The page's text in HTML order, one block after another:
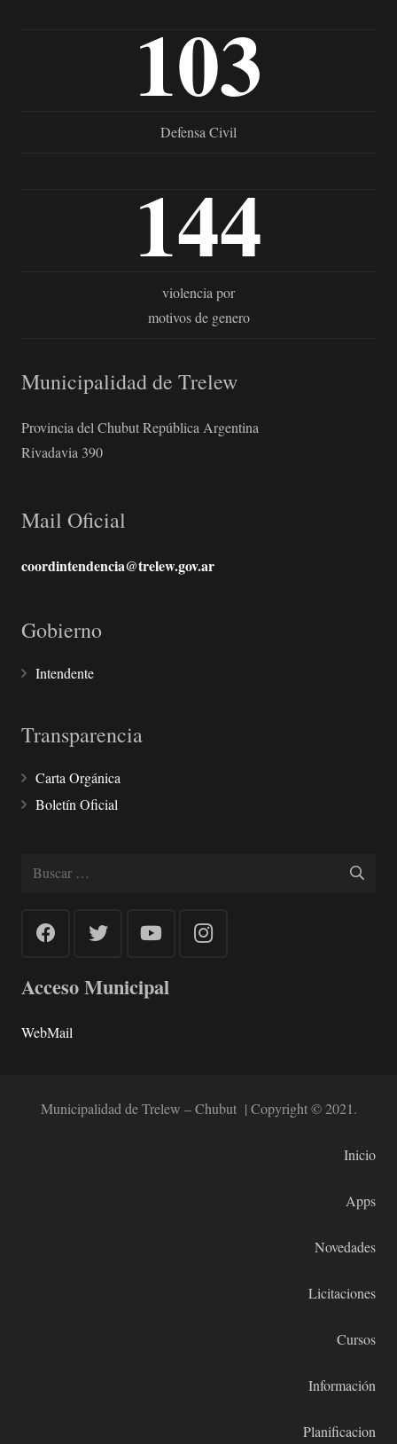
103
Defensa Civil
144
violencia por
motivos de genero
Municipalidad de Trelew
Provincia del Chubut República Argentina
Rivadavia 390
Mail Oficial
coordintendencia@trelew.gov.ar
Gobierno
Intendente
Transparencia
Carta Orgánica
Boletín Oficial
Buscar:
Acceso Municipal
WebMail
Municipalidad de Trelew – Chubut | Copyright © 2021.
Inicio
Apps
Novedades
Licitaciones
Cursos
Información
Planificacion